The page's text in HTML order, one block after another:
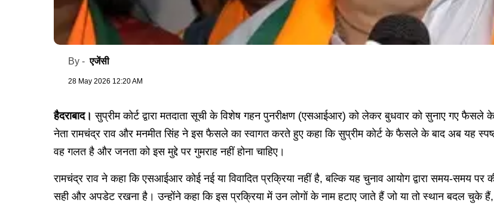
By -एजेंसी
28 May 2026 12:20 AM
हैदराबाद।सुप्रीम कोर्ट द्वारा मतदाता सूची के विशेष गहन पुनरीक्षण (एसआईआर) को लेकर बुधवार को सुनाए गए फैसले के
नेता रामचंद्र राव और मनमीत सिंह ने इस फैसले का स्वागत करते हुए कहा कि सुप्रीम कोर्ट के फैसले के बाद अब यह
वह गलत है और जनता को इस मुद्दे पर गुमराह नहीं होना चाहिए।
रामचंद्र राव ने कहा कि एसआईआर कोई नई या विवादित प्रक्रिया नहीं है, बल्कि यह चुनाव आयोग द्वारा समय-समय पर
सही और अपडेट रखना है। उन्होंने कहा कि इस प्रक्रिया में उन लोगों के नाम हटाए जाते हैं जो या तो स्थान बदल चुके